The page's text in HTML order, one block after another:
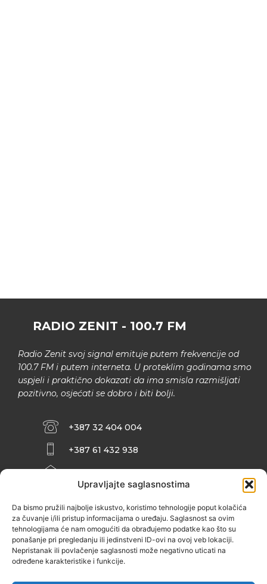
Upravljajte saglasnostima
Da bismo pružili najbolje iskustvo, koristimo tehnologije poput kolačića
za čuvanje i/ili pristup informacijama o uređaju. Saglasnost sa ovim
tehnologijama će nam omogućiti da obrađujemo podatke kao što su
ponašanje pri pregledanju ili jedinstveni ID-ovi na ovoj veb lokaciji.
Nepristanak ili povlačenje saglasnosti može negativno uticati na
određene karakteristike i funkcije.
RADIO ZENIT - 100.7 FM
Radio Zenit svoj signal emituje putem frekvencije od
100.7 FM i putem interneta. U proteklim godinama smo
uspjeli i praktično dokazati da ima smisla razmišljati
pozitivno, osjećati se dobro i biti bolji.
+387 32 404 004
+387 61 432 938
INFO@ZENIT.BA
ZENIČANKA, 3. SPRAT), 72000 ZENICA